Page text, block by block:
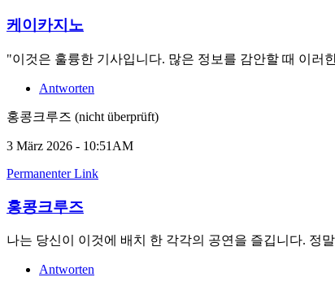
케이카지노
"이것은 훌륭한 기사입니다. 많은 정보를 감안할 때 이러
Antworten
홍콩크루즈 (nicht überprüft)
3 März 2026 - 10:51AM
Permanenter Link
홍콩크루즈
나는 당신이 이것에 배치 한 각각의 공연을 즐깁니다. 정
Antworten